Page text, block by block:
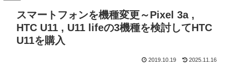
スマートフォンを機種変更～Pixel 3a ,
HTC U11 , U11 lifeの3機種を検討してHTC
U11を購入
2019.10.19 2025.11.16